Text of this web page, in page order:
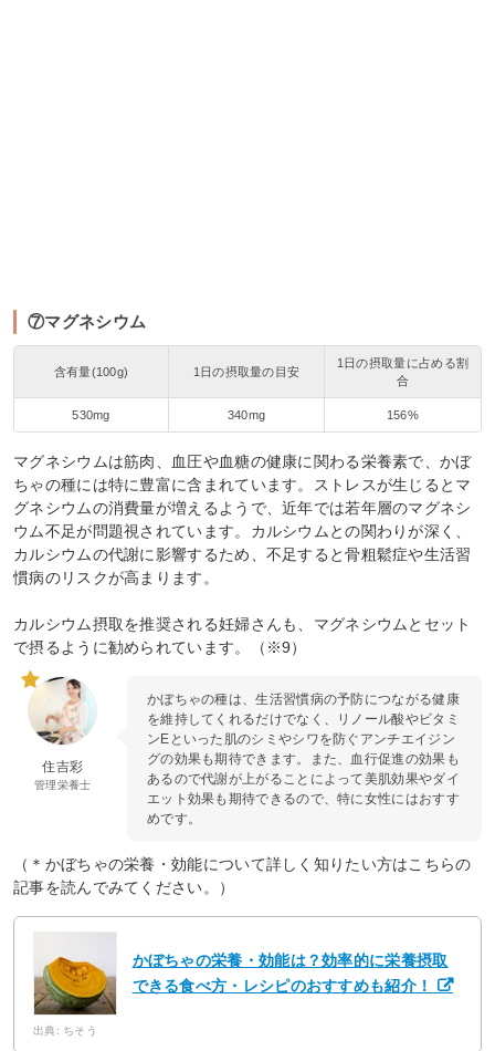
⑦マグネシウム
含有量(100g) 1日の摂取量の目安
1日の摂取量に占める割
合
530mg 340mg 156%
マグネシウムは筋肉、血圧や血糖の健康に関わる栄養素で、かぼ
ちゃの種には特に豊富に含まれています。ストレスが生じるとマ
グネシウムの消費量が増えるようで、近年では若年層のマグネシ
ウム不足が問題視されています。カルシウムとの関わりが深く、
カルシウムの代謝に影響するため、不足すると骨粗鬆症や生活習
慣病のリスクが高まります。
カルシウム摂取を推奨される妊婦さんも、マグネシウムとセット
で摂るように勧められています。（※9）
住吉彩
管理栄養士
かぼちゃの種は、生活習慣病の予防につながる健康
を維持してくれるだけでなく、リノール酸やビタミ
ンEといった肌のシミやシワを防ぐアンチエイジン
グの効果も期待できます。また、血行促進の効果も
あるので代謝が上がることによって美肌効果やダイ
エット効果も期待できるので、特に女性にはおすす
めです。
（＊かぼちゃの栄養・効能について詳しく知りたい方はこちらの
記事を読んでみてください。）
かぼちゃの栄養・効能は？効率的に栄養摂取
できる食べ方・レシピのおすすめも紹介！
出典: ちそう